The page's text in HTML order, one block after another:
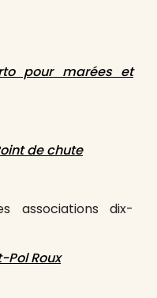
pour marées et
de chute
associations dix-
Pol Roux